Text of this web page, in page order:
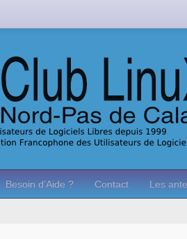
Besoin d’Aide ? Contact Les